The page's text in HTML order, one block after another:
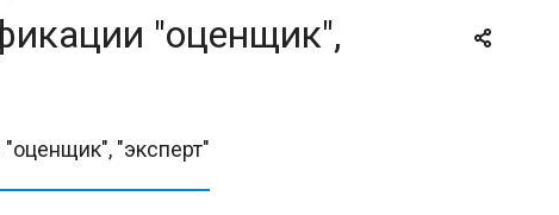
"оценщик",
"эксперт"